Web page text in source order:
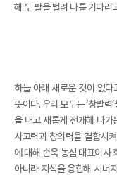
해 두 팔을 벌려 나를 기다
하늘 아래 새로운 것이 없다
뜻이다. 우리 모두는 ‘창발력
을 내고 새롭게 전개해 나가
사고력과 창의력을 결합시
에 대해 손욱 농심 대표이사
아니라 지식을 융합해 시너